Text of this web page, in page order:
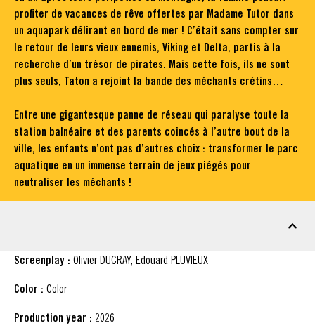
profiter de vacances de rêve offertes par Madame Tutor dans
un aquapark délirant en bord de mer ! C’était sans compter sur
le retour de leurs vieux ennemis, Viking et Delta, partis à la
recherche d’un trésor de pirates. Mais cette fois, ils ne sont
plus seuls, Taton a rejoint la bande des méchants crétins…
Entre une gigantesque panne de réseau qui paralyse toute la
station balnéaire et des parents coincés à l’autre bout de la
ville, les enfants n’ont pas d’autres choix : transformer le parc
aquatique en un immense terrain de jeux piégés pour
neutraliser les méchants !
Screenplay : Olivier DUCRAY, Edouard PLUVIEUX
Color : Color
Production year : 2026